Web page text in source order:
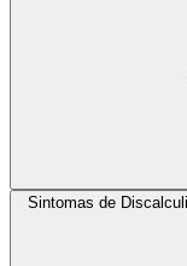
Sintomas de